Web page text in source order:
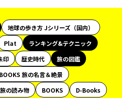
地球の歩き方 Jシリーズ（国内）
Plat
ランキング&テクニック
印 歴史時代
旅の図鑑
BOOKS 旅の名言＆絶景
の読み物 BOOKS
D-Books